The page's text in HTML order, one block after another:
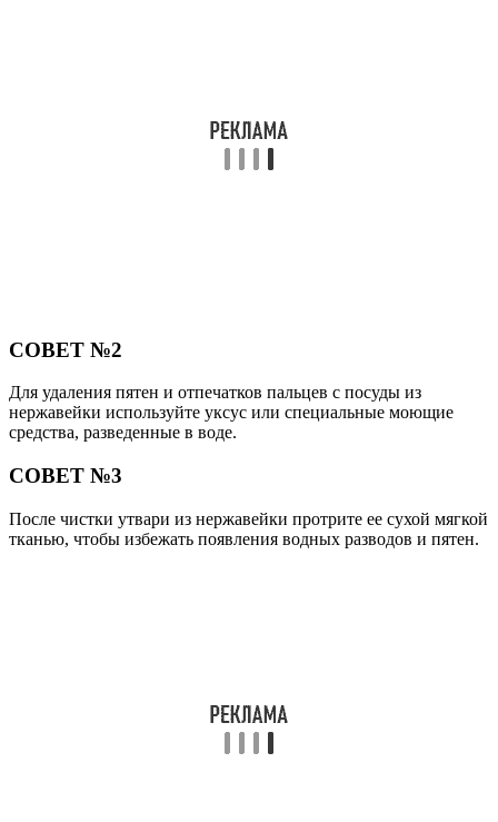
СОВЕТ №2
Для удаления пятен и отпечатков пальцев с посуды из
нержавейки используйте уксус или специальные моющие
средства, разведенные в воде.
СОВЕТ №3
После чистки утвари из нержавейки протрите ее сухой мягкой
тканью, чтобы избежать появления водных разводов и пятен.